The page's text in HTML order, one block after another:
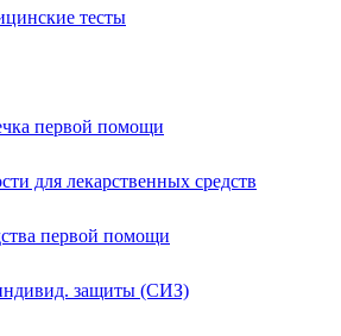
тесты
первой помощи
для лекарственных средств
первой помощи
защиты (СИЗ)